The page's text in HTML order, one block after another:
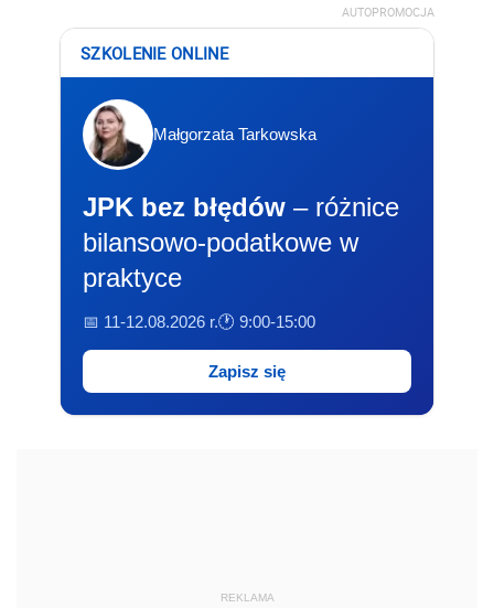
AUTOPROMOCJA
SZKOLENIE ONLINE
Małgorzata Tarkowska
JPK bez błędów – różnice
bilansowo-podatkowe w
praktyce
📅 11-12.08.2026 r.🕐 9:00-15:00
Zapisz się
REKLAMA